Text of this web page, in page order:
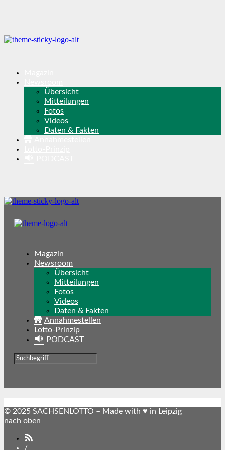
Übersicht
Mitteilungen
Fotos
Videos
Daten & Fakten
Magazin
Newsroom
Übersicht
Mitteilungen
Fotos
Videos
Daten & Fakten
Annahmestellen
Lotto-Prinzip
PODCAST
© 2025 SACHSENLOTTO – Made with ♥ in Leipzig
nach oben
/